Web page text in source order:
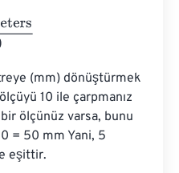
(mm) dönüştürmek
10 ile çarpmanız
ölçünüz varsa, bunu
= 50 mm Yani, 5
eşittir.